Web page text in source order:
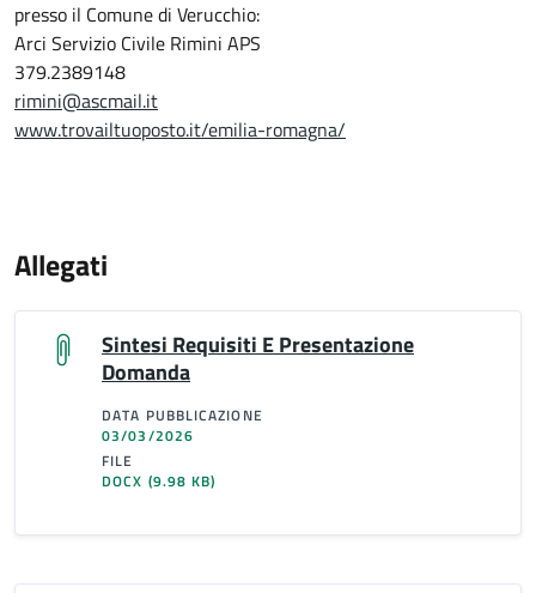
presso il Comune di Verucchio:
Arci Servizio Civile Rimini APS
379.2389148
rimini@ascmail.it
www.trovailtuoposto.it/emilia-romagna/
Allegati
Sintesi Requisiti E Presentazione
Domanda
DATA PUBBLICAZIONE
03/03/2026
FILE
DOCX (9.98 KB)